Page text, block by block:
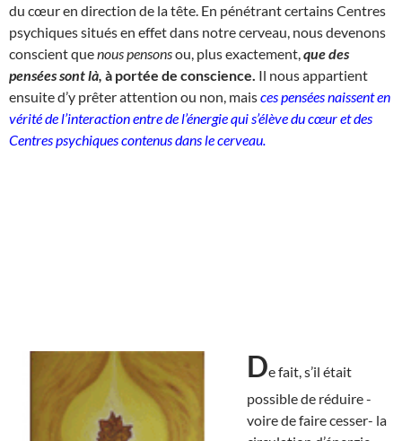
du cœur en direction de la tête. En pénétrant certains Centres
psychiques situés en effet dans notre cerveau, nous devenons
conscient quenous pensonsou, plus exactement, que des
pensées sont là, à portée de conscience. Il nous appartient
ensuite d’y prêter attention ou non, maisces pensées naissent en
vérité de l’interaction entre de l’énergie qui s’élève du cœur et des
Centres psychiques contenus dans le cerveau.
De fait, s’il était
possible de réduire -
voire de faire cesser- la